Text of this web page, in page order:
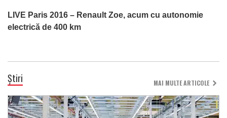
LIVE Paris 2016 – Renault Zoe, acum cu autonomie
electrică de 400 km
Știri MAI MULTE ARTICOLE